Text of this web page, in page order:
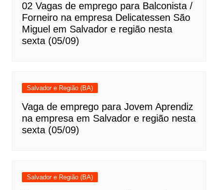
02 Vagas de emprego para Balconista /
Forneiro na empresa Delicatessen São
Miguel em Salvador e região nesta
sexta (05/09)
Salvador e Região (BA)
Vaga de emprego para Jovem Aprendiz
na empresa em Salvador e região nesta
sexta (05/09)
Salvador e Região (BA)